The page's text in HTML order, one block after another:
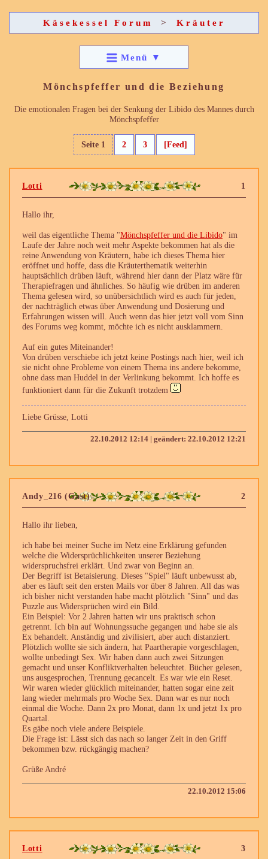
Käsekessel Forum > Kräuter
Menü ▼
Mönchspfeffer und die Beziehung
Die emotionalen Fragen bei der Senkung der Libido des Mannes durch
Mönchspfeffer
Seite 1 2 3 [Feed]
1
Lotti
Hallo ihr,
weil das eigentliche Thema "Mönchspfeffer und die Libido" im
Laufe der Jahre noch weit mehr Aspekte bekommen hat als die
reine Anwendung von Kräutern, habe ich dieses Thema hier
eröffnet und hoffe, dass die Kräuterthematik weiterhin
hauptsächlich drüben läuft, während hier dann der Platz wäre für
Therapiefragen und ähnliches. So häufig wie drüben im anderen
Thema gelesen wird, so unübersichtlich wird es auch für jeden,
der nachträglich etwas über Anwendung und Dosierung und
Erfahrungen wissen will. Auch wenn das hier jetzt voll vom Sinn
des Forums weg kommt, möchte ich es nicht ausklammern.
Auf ein gutes Miteinander!
Von drüben verschiebe ich jetzt keine Postings nach hier, weil ich
sie nicht ohne Probleme von einem Thema ins andere bekomme,
ohne dass man Huddel in der Verlinkung bekommt. Ich hoffe es
funktioniert dann für die Zukunft trotzdem
Liebe Grüsse, Lotti
22.10.2012 12:14 | geändert: 22.10.2012 12:21
2
Andy_216 (Gast)
Hallo ihr lieben,
ich habe bei meiner Suche im Netz eine Erklärung gefunden
welche die Widersprüchlichkeiten unserer Beziehung
widerspruchsfrei erklärt. Und zwar von Beginn an.
Der Begriff ist Betaisierung. Dieses "Spiel" läuft unbewusst ab,
aber es läuft seit den ersten Mails vor über 8 Jahren. All das was
ich bisher nicht verstanden habe macht plötzlich "Sinn" und das
Puzzle aus Widersprüchen wird ein Bild.
Ein Beispiel: Vor 2 Jahren hatten wir uns praktisch schon
getrennt. Ich bin auf Wohnungssuche gegangen und habe sie als
Ex behandelt. Anständig und zivilisiert, aber auch distanziert.
Plötzlich wollte sie sich ändern, hat Paartherapie vorgeschlagen,
wollte unbedingt Sex. Wir haben dann auch zwei Sitzungen
gemacht und unser Konfliktverhalten beleuchtet. Bücher gelesen,
uns ausgesprochen, Trennung gecancelt. Es war wie ein Reset.
Wir waren wieder glücklich miteinander, hatten sogar eine zeit
lang wieder mehrmals pro Woche Sex. Dann war es nur noch
einmal die Woche. Dann 2x pro Monat, dann 1x und jetzt 1x pro
Quartal.
Es gäbe noch viele andere Beispiele.
Die Frage ist: Lässt sich das nach so langer Zeit in den Griff
bekommen bzw. rückgängig machen?
Grüße André
22.10.2012 15:06
3
Lotti